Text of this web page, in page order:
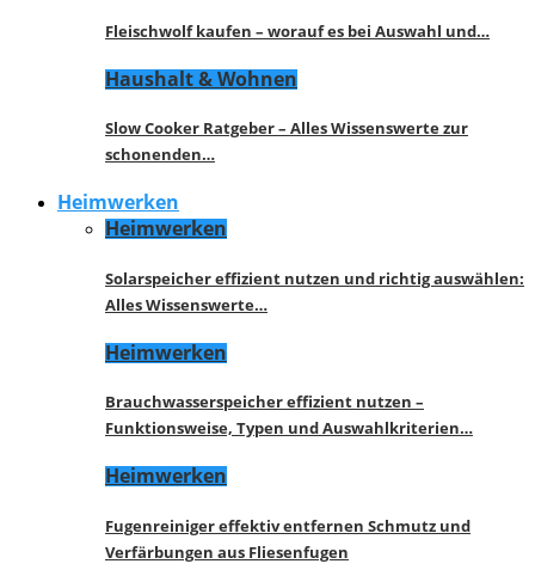
Fleischwolf kaufen – worauf es bei Auswahl und…
Haushalt & Wohnen
Slow Cooker Ratgeber – Alles Wissenswerte zur
schonenden…
Heimwerken
Heimwerken
Solarspeicher effizient nutzen und richtig auswählen:
Alles Wissenswerte…
Heimwerken
Brauchwasserspeicher effizient nutzen –
Funktionsweise, Typen und Auswahlkriterien…
Heimwerken
Fugenreiniger effektiv entfernen Schmutz und
Verfärbungen aus Fliesenfugen